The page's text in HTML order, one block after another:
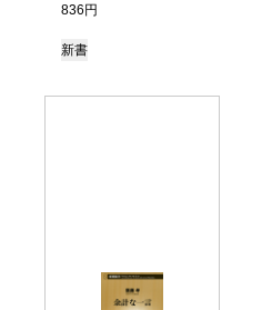
836円
新書